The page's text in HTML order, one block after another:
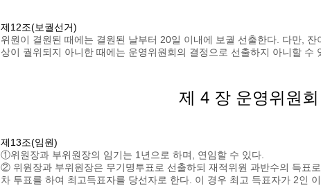
제12조(보궐선거)
위원이 결원된 때에는 결원된 날부터 20일 이내에 보궐 선출한다. 다만,
상이 궐위되지 아니한 때에는 운영위원회의 결정으로 선출하지 아니할 수
제 4 장 운영위원
제13조(임원)
①위원장과 부위원장의 임기는 1년으로 하며, 연임할 수 있다.
② 위원장과 부위원장은 무기명투표로 선출하되 재적위원 과반수의 득표
차 투표를 하여 최고득표자를 당선자로 한다. 이 경우 최고 득표자가 2인